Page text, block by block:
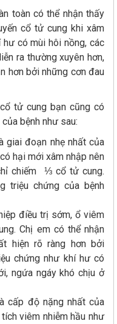
toàn có thể nhận thấy
cổ tử cung khi xâm
có mùi hôi nồng, các
ra thường xuyên hơn,
hơn bởi những cơn đau
tử cung bạn cũng có
bệnh như sau:
đoạn nhẹ nhất của
hại mới xâm nhập nên
chiếm ⅓ cổ tử cung.
triệu chứng của bệnh
điều trị sớm, ổ viêm
Chị em có thể nhận
hiện rõ ràng hơn bởi
chứng như khí hư có
ngứa ngáy khó chịu ở
cấp độ nặng nhất của
viêm nhiễm hầu như